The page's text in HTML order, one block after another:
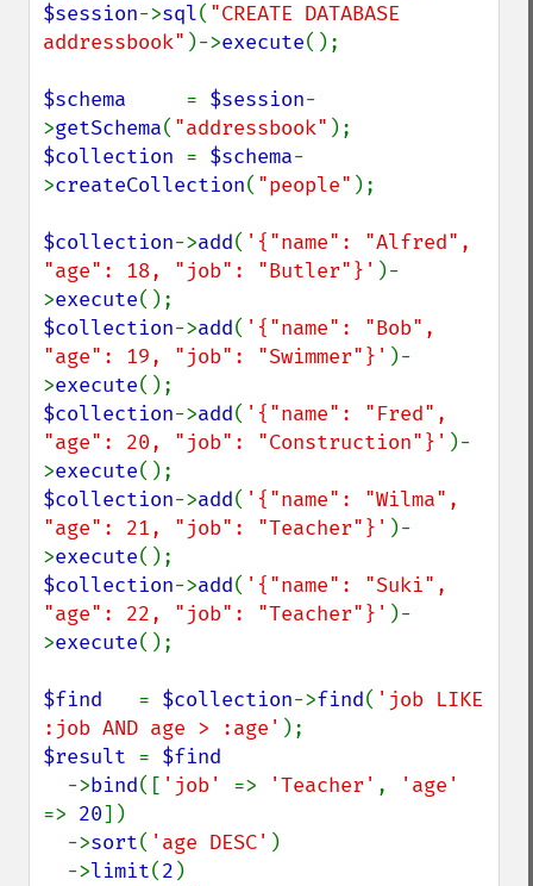
$session->sql( "CREATE DATABASE
addressbook" )->execute();
$schema = $session-
>getSchema( "addressbook"
$collection = $schema-
>createCollection( "people" );
$collection->add( '{"name": "Alfred",
"age": 18, "job": "Butler"}' )-
>execute
$collection->add( '{"name": "Bob",
"age": 19, "job": "Swimmer"}' )-
>execute
$collection->add( '{"name": "Fred",
"age": 20, "job": "Construction"}' )-
>execute
$collection->add( '{"name": "Wilma",
"age": 21, "job": "Teacher"}' )-
>execute
$collection->add( '{"name": "Suki",
"age": 22, "job": "Teacher"}' )-
>execute();
$find = $collection->find( 'job LIKE
:job AND age > :age'
$result = $find
->bind([ 'job' => 'Teacher' ,
=> 20])
  ->
sort( 'age DESC' )
  ->
limit(2 )